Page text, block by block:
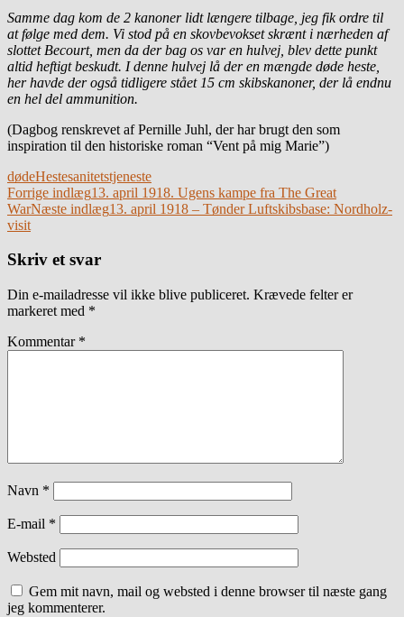
Samme dag kom de 2 kanoner lidt længere tilbage, jeg fik ordre til
at følge med dem. Vi stod på en skovbevokset skrænt i nærheden af
slottet Becourt, men da der bag os var en hulvej, blev dette punkt
altid heftigt beskudt. I denne hulvej lå der en mængde døde heste,
her havde der også tidligere stået 15 cm skibskanoner, der lå endnu
en hel del ammunition.
(Dagbog renskrevet af Pernille Juhl, der har brugt den som
inspiration til den historiske roman “Vent på mig Marie”)
dødeHestesanitetstjeneste
Indlægsnavigation
Forrige indlæg13. april 1918. Ugens kampe fra The Great
WarNæste indlæg13. april 1918 – Tønder Luftskibsbase: Nordholz-
visit
Skriv et svar
Din e-mailadresse vil ikke blive publiceret. Krævede felter er
markeret med *
Kommentar *
Navn *
E-mail *
Websted
Gem mit navn, mail og websted i denne browser til næste gang
jeg kommenterer.